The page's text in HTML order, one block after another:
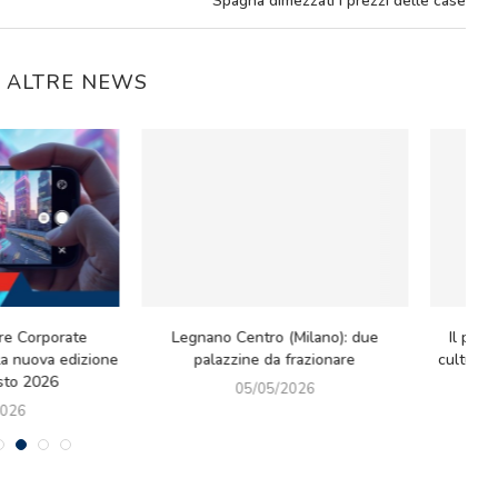
NEWS
paradosso green: riflessioni tra
idee e nuove sfide europee
Mercato immobiliare luxury:
cede il Prestigioso Immobile in